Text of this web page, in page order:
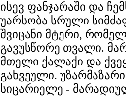
ისევ ფანჯარაში და
უარსობა სრული
შვიცანი მტერი,
გავუსწორე თვალი.
მთელი ქალაქი და
გახვეული.
სიცარიელე -